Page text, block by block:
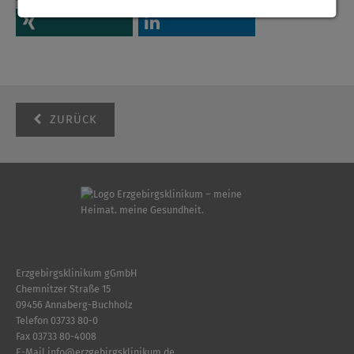
ZURÜCK
Erzgebirgsklinikum gGmbH
Chemnitzer Straße 15
09456 Annaberg-Buchholz
Telefon 03733 80-0
Fax 03733 80-4008